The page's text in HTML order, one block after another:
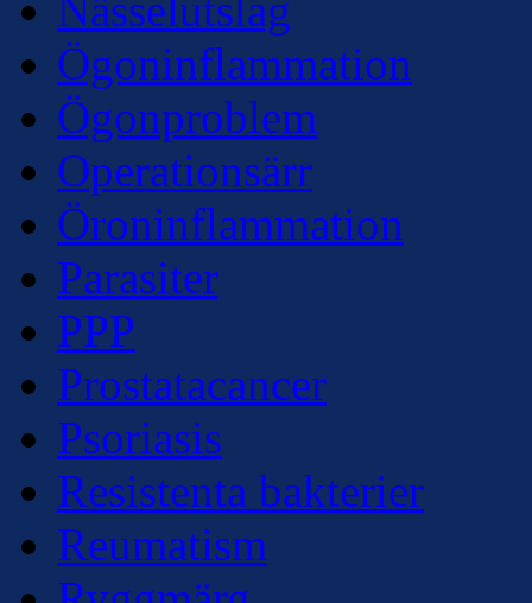
Nässelutslag
Ögoninflammation
Ögonproblem
Operationsärr
Öroninflammation
Parasiter
PPP
Prostatacancer
Psoriasis
Resistenta bakterier
Reumatism